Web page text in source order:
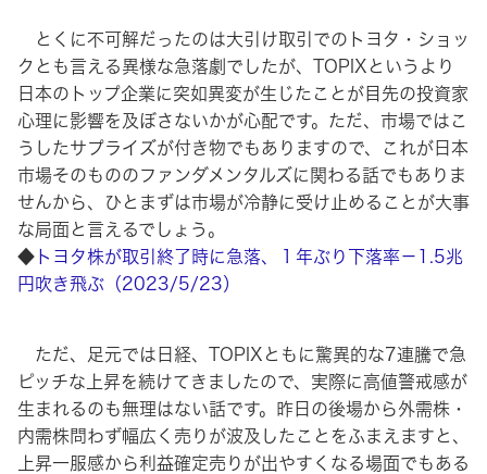
とくに不可解だったのは大引け取引でのトヨタ・ショッ
クとも言える異様な急落劇でしたが、TOPIXというより
日本のトップ企業に突如異変が生じたことが目先の投資家
心理に影響を及ぼさないかが心配です。ただ、市場ではこ
うしたサプライズが付き物でもありますので、これが日本
市場そのもののファンダメンタルズに関わる話でもありま
せんから、ひとまずは市場が冷静に受け止めることが大事
な局面と言えるでしょう。
◆ トヨタ株が取引終了時に急落、１年ぶり下落率－1.5兆
円吹き飛ぶ（2023/5/23）
ただ、足元では日経、TOPIXともに驚異的な7連騰で急
ピッチな上昇を続けてきましたので、実際に高値警戒感が
生まれるのも無理はない話です。昨日の後場から外需株・
内需株問わず幅広く売りが波及したことをふまえますと、
上昇一服感から利益確定売りが出やすくなる場面でもある